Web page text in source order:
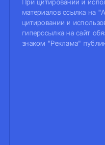
При цитировании и
материалов ссылка на
цитировании и
гиперссылка на сайт
знаком "Реклама"